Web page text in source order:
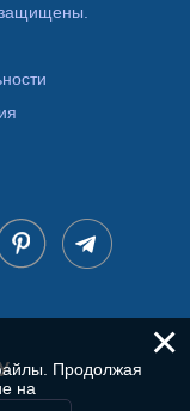
×
Продолжая
на